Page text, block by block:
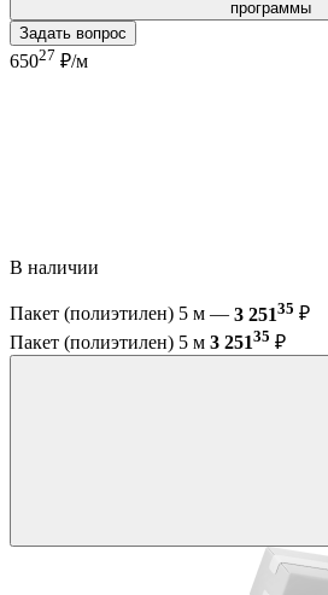
программы
Задать вопрос
65027 ₽/м
В наличии
Пакет (полиэтилен) 5 м — 3 25135 ₽
Пакет (полиэтилен) 5 м 3 25135 ₽